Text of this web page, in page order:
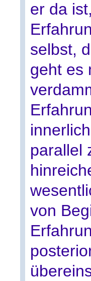
er da
selbst,
geht es
parallel
von